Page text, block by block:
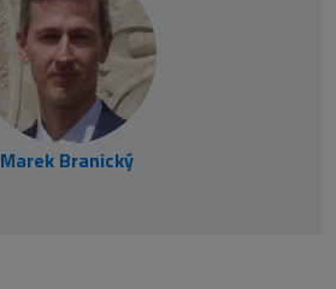
Marek Branický